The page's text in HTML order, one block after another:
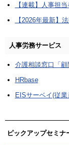
【連載】人事担
【2026年最新】
人事労務サービス
介護相談窓口「
HRbase
EISサーベイ(従
ピックアップセミナ